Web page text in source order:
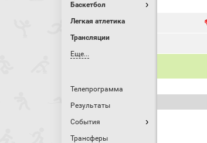
Баскетбол
Легкая атлетика
Трансляции
Еще...
Телепрограмма
Результаты
События
Трансферы